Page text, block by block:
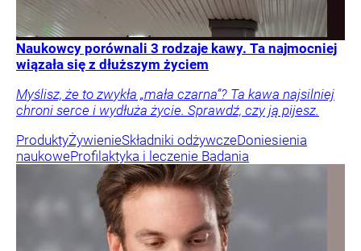
Naukowcy porównali 3 rodzaje kawy. Ta najmocniej
wiązała się z dłuższym życiem
Myślisz, że to zwykła „mała czarna”? Ta kawa najsilniej
chroni serce i wydłuża życie. Sprawdź, czy ją pijesz.
ProduktyŻywienieSkładniki odżywczeDoniesienia
naukoweProfilaktyka i leczenie Badania